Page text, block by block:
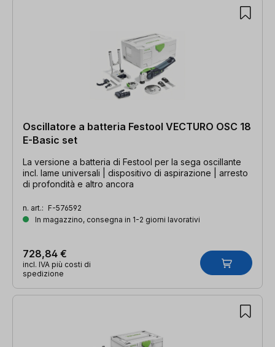
Oscillatore a batteria Festool VECTURO OSC 18
E-Basic set
La versione a batteria di Festool per la sega oscillante
incl. lame universali | dispositivo di aspirazione | arresto
di profondità e altro ancora
n. art.: F-576592
In magazzino, consegna in 1-2 giorni lavorativi
728,84 €
incl. IVA più costi di
spedizione